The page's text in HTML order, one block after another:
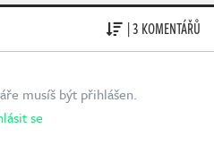
| 3 KOMENTÁŘŮ
musíš být přihlášen.
se